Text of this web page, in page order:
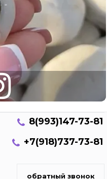
8(993)147-73-81
+7(918)737-73-81
обратный звонок